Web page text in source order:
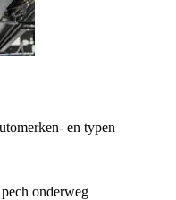
en typen
onderweg